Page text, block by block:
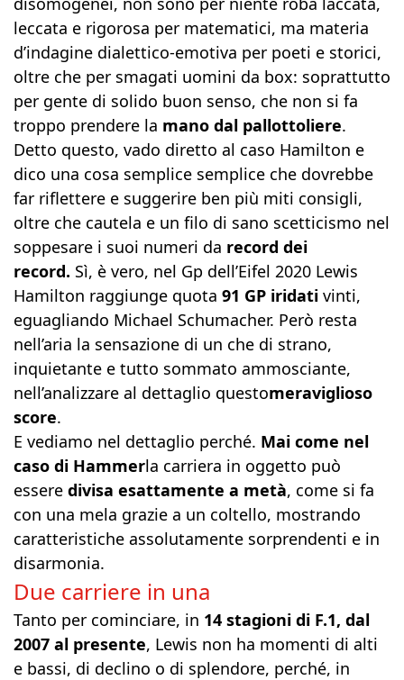
leccata e rigorosa per matematici, ma materia
d’indagine dialettico-emotiva per poeti e storici,
oltre che per smagati uomini da box: soprattutto
per gente di solido buon senso, che non si fa
troppo prendere la mano dal pallottoliere.
Detto questo, vado diretto al caso Hamilton e
dico una cosa semplice semplice che dovrebbe
far riflettere e suggerire ben più miti consigli,
oltre che cautela e un filo di sano scetticismo nel
soppesare i suoi numeri da record dei
record. Sì, è vero, nel Gp dell’Eifel 2020 Lewis
Hamilton raggiunge quota 91 GP iridati vinti,
eguagliando Michael Schumacher. Però resta
nell’aria la sensazione di un che di strano,
inquietante e tutto sommato ammosciante,
nell’analizzare al dettaglio questomeraviglioso
score.
E vediamo nel dettaglio perché. Mai come nel
caso di Hammerla carriera in oggetto può
essere divisa esattamente a metà, come si fa
con una mela grazie a un coltello, mostrando
caratteristiche assolutamente sorprendenti e in
disarmonia.
Due carriere in una
Tanto per cominciare, in 14 stagioni di F.1, dal
2007 al presente, Lewis non ha momenti di alti
e bassi, di declino o di splendore, perché, in